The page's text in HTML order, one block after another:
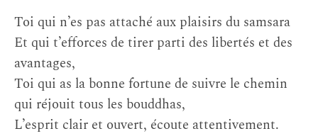
Toi qui n’es pas attaché aux plaisirs du samsara
Et qui t’efforces de tirer parti des libertés et des
avantages,
Toi qui as la bonne fortune de suivre le chemin
qui réjouit tous les bouddhas,
L’esprit clair et ouvert, écoute attentivement.